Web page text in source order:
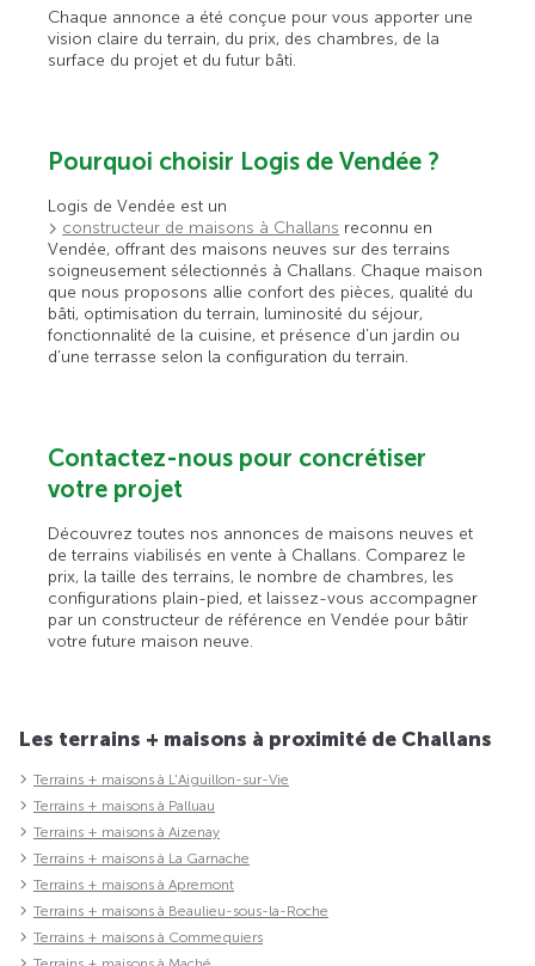
Chaque annonce a été conçue pour vous apporter une
vision claire du terrain, du prix, des chambres, de la
surface du projet et du futur bâti.
Pourquoi choisir Logis de Vendée ?
Logis de Vendée est un
constructeur de maisons à Challans reconnu en
Vendée, offrant des maisons neuves sur des terrains
soigneusement sélectionnés à Challans. Chaque maison
que nous proposons allie confort des pièces, qualité du
bâti, optimisation du terrain, luminosité du séjour,
fonctionnalité de la cuisine, et présence d’un jardin ou
d’une terrasse selon la configuration du terrain.
Contactez-nous pour concrétiser
votre projet
Découvrez toutes nos annonces de maisons neuves et
de terrains viabilisés en vente à Challans. Comparez le
prix, la taille des terrains, le nombre de chambres, les
configurations plain-pied, et laissez-vous accompagner
par un constructeur de référence en Vendée pour bâtir
votre future maison neuve.
Les terrains + maisons à proximité de Challans
Terrains + maisons à L'Aiguillon-sur-Vie
Terrains + maisons à Palluau
Terrains + maisons à Aizenay
Terrains + maisons à La Garnache
Terrains + maisons à Apremont
Terrains + maisons à Beaulieu-sous-la-Roche
Terrains + maisons à Commequiers